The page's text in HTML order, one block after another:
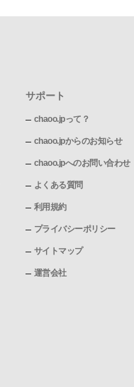
サポート
chaoo.jpって？
chaoo.jpからのお知らせ
chaoo.jpへのお問い合わせ
よくある質問
利用規約
プライバシーポリシー
サイトマップ
運営会社